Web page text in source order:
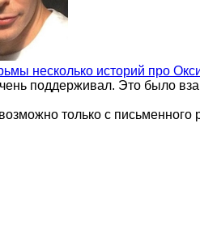
несколько историй про
поддерживал. Это было
только с